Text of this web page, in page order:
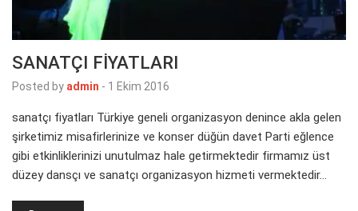
SANATÇI FİYATLARI
Posted by admin - 1 Ekim 2016
sanatçı fiyatları Türkiye geneli organizasyon denince akla gelen
şirketimiz misafirlerinize ve konser düğün davet Parti eğlence
gibi etkinliklerinizi unutulmaz hale getirmektedir firmamız üst
düzey dansçı ve sanatçı organizasyon hizmeti vermektedir…